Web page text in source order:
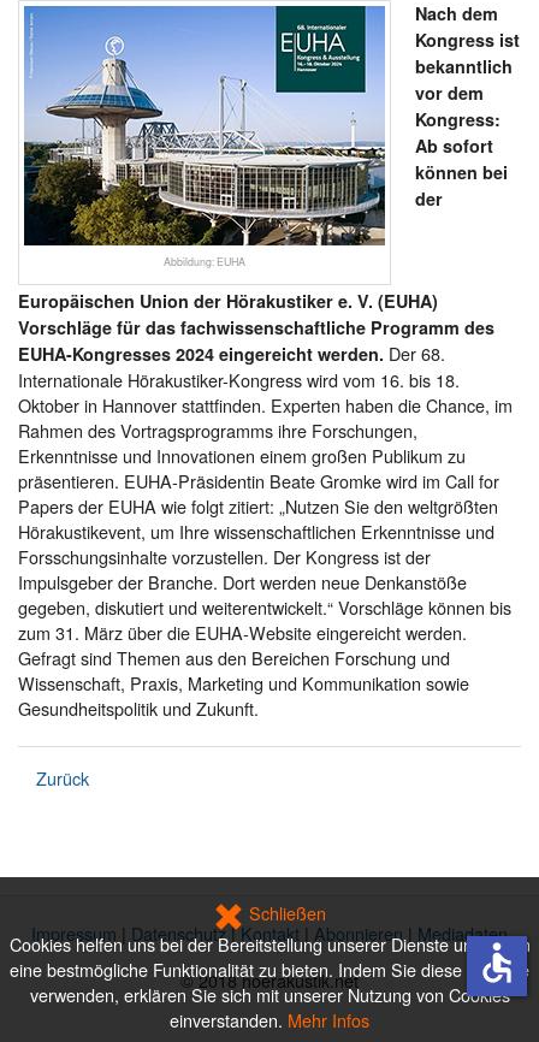
Abbildung: EUHA
Nach dem
Kongress ist
bekanntlich
vor dem
Kongress:
Ab sofort
können bei
der
Europäischen Union der Hörakustiker e. V. (EUHA)
Vorschläge für das fachwissenschaftliche Programm des
EUHA-Kongresses 2024 eingereicht werden. Der 68.
Internationale Hörakustiker-Kongress wird vom 16. bis 18.
Oktober in Hannover stattfinden. Experten haben die Chance, im
Rahmen des Vortragsprogramms ihre Forschungen,
Erkenntnisse und Innovationen einem großen Publikum zu
präsentieren. EUHA-Präsidentin Beate Gromke wird im Call for
Papers der EUHA wie folgt zitiert: „Nutzen Sie den weltgrößten
Hörakustikevent, um Ihre wissenschaftlichen Erkenntnisse und
Forsschungsinhalte vorzustellen. Der Kongress ist der
Impulsgeber der Branche. Dort werden neue Denkanstöße
gegeben, diskutiert und weiterentwickelt.“ Vorschläge können bis
zum 31. März über die EUHA-Website eingereicht werden.
Gefragt sind Themen aus den Bereichen Forschung und
Wissenschaft, Praxis, Marketing und Kommunikation sowie
Gesundheitspolitik und Zukunft.
Zurück
Impressum | Datenschutz|Kontakt | Abonnieren | Mediadaten
© 2018 hoerakustik.net
Schließen
Cookies helfen uns bei der Bereitstellung unserer Dienste und Ihnen
eine bestmögliche Funktionalität zu bieten. Indem Sie diese Website
verwenden, erklären Sie sich mit unserer Nutzung von Cookies
einverstanden. Mehr Infos
accessible